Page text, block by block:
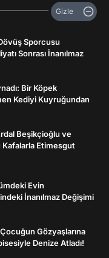
Gizle
Sporcusu
Sonrası İnanılmaz
Bir Köpek
Kediyi Kuyruğundan
Beşikçioğlu ve
Kafalarla Etimesgut
Evin
İnanılmaz Değişimi
Gözyaşlarına
Denize Atladı!